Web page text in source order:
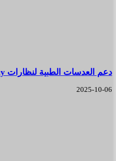
دعم العدسات الطبية لنظارات Meta Ray-Ban Display
2025-10-06